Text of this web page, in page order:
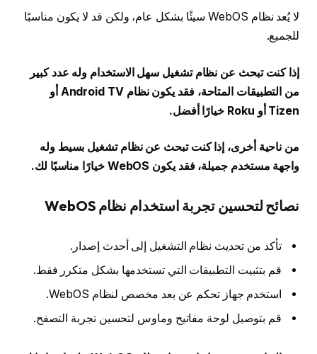
لا يُعد نظام WebOS سيئًا بشكل عام، ولكن قد لا يكون مناسبًا
للجميع.
إذا كنت تبحث عن نظام تشغيل سهل الاستخدام وله عدد كبير
من التطبيقات المتاحة، فقد يكون نظام Android TV أو
Tizen أو Roku خيارًا أفضل.
من ناحية أخرى، إذا كنت تبحث عن نظام تشغيل بسيط وله
واجهة مستخدم جميلة، فقد يكون WebOS خيارًا مناسبًا لك.
نصائح لتحسين تجربة استخدام نظام WebOS
تأكد من تحديث نظام التشغيل إلى أحدث إصدار.
قم بتثبيت التطبيقات التي تستخدمها بشكل متكرر فقط.
استخدم جهاز تحكم عن بعد مخصص لنظام WebOS.
قم بتوصيل لوحة مفاتيح وماوس لتحسين تجربة التصفح.